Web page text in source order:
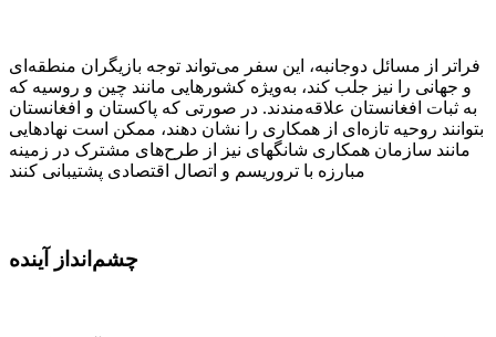
فراتر از مسائل دوجانبه، این سفر می‌تواند توجه بازیگران منطقه‌ای
و جهانی را نیز جلب کند، به‌ویژه کشورهایی مانند چین و روسیه که
به ثبات افغانستان علاقه‌مندند. در صورتی که پاکستان و افغانستان
بتوانند روحیه‌ تازه‌ای از همکاری را نشان دهند، ممکن است نهادهایی
مانند سازمان همکاری شانگهای نیز از طرح‌های مشترک در زمینه
مبارزه با تروریسم و اتصال اقتصادی پشتیبانی کنند
چشم‌انداز آینده